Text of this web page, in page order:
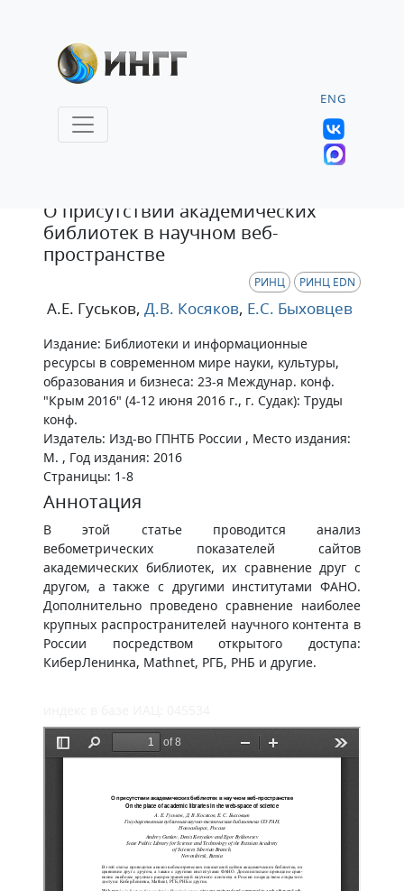
ENG
О присутствии академических
библиотек в научном веб-
пространстве
РИНЦ РИНЦ EDN
А.Е. Гуськов, Д.В. Косяков, Е.С. Быховцев
Издание: Библиотеки и информационные
ресурсы в современном мире науки, культуры,
образования и бизнеса: 23-я Междунар. конф.
"Крым 2016" (4-12 июня 2016 г., г. Судак): Труды
конф.
Издатель: Изд-во ГПНТБ России , Место издания:
М. , Год издания: 2016
Страницы: 1-8
Аннотация
В этой статье проводится анализ
вебометрических показателей сайтов
академических библиотек, их сравнение друг с
другом, а также с другими институтами ФАНО.
Дополнительно проведено сравнение наиболее
крупных распространителей научного контента в
России посредством открытого доступа:
КиберЛенинка, Mathnet, РГБ, РНБ и другие.